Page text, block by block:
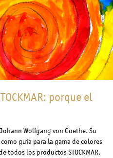
porque el
Wolfgang von Goethe. Su
guía para la gama de colores
todos los productos STOCKMAR.